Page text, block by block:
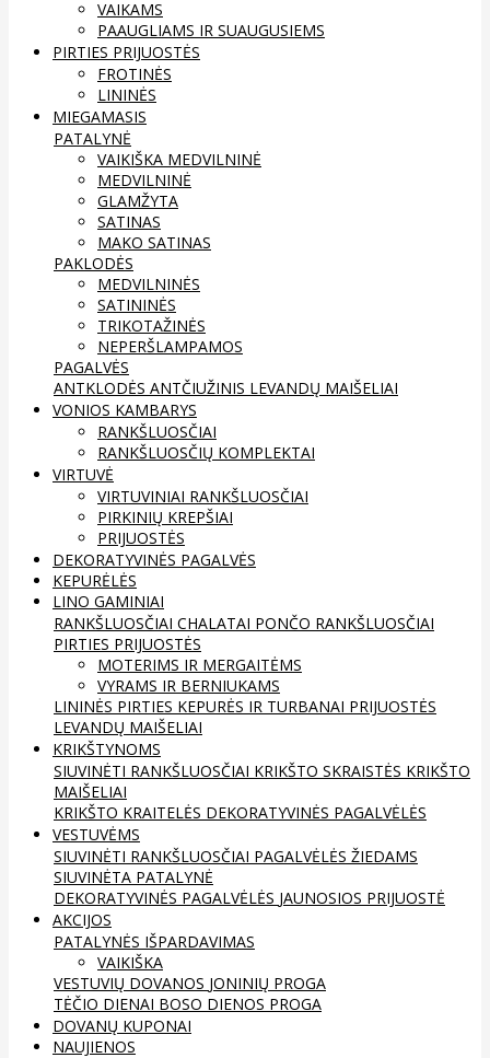
VAIKAMS
PAAUGLIAMS IR SUAUGUSIEMS
PIRTIES PRIJUOSTĖS
FROTINĖS
LININĖS
MIEGAMASIS
PATALYNĖ
VAIKIŠKA MEDVILNINĖ
MEDVILNINĖ
GLAMŽYTA
SATINAS
MAKO SATINAS
PAKLODĖS
MEDVILNINĖS
SATININĖS
TRIKOTAŽINĖS
NEPERŠLAMPAMOS
PAGALVĖS
ANTKLODĖS ANTČIUŽINIS LEVANDŲ MAIŠELIAI
VONIOS KAMBARYS
RANKŠLUOSČIAI
RANKŠLUOSČIŲ KOMPLEKTAI
VIRTUVĖ
VIRTUVINIAI RANKŠLUOSČIAI
PIRKINIŲ KREPŠIAI
PRIJUOSTĖS
DEKORATYVINĖS PAGALVĖS
KEPURĖLĖS
LINO GAMINIAI
RANKŠLUOSČIAI CHALATAI PONČO RANKŠLUOSČIAI
PIRTIES PRIJUOSTĖS
MOTERIMS IR MERGAITĖMS
VYRAMS IR BERNIUKAMS
LININĖS PIRTIES KEPURĖS IR TURBANAI PRIJUOSTĖS
LEVANDŲ MAIŠELIAI
KRIKŠTYNOMS
SIUVINĖTI RANKŠLUOSČIAI KRIKŠTO SKRAISTĖS KRIKŠTO
MAIŠELIAI
KRIKŠTO KRAITELĖS DEKORATYVINĖS PAGALVĖLĖS
VESTUVĖMS
SIUVINĖTI RANKŠLUOSČIAI PAGALVĖLĖS ŽIEDAMS
SIUVINĖTA PATALYNĖ
DEKORATYVINĖS PAGALVĖLĖS JAUNOSIOS PRIJUOSTĖ
AKCIJOS
PATALYNĖS IŠPARDAVIMAS
VAIKIŠKA
VESTUVIŲ DOVANOS JONINIŲ PROGA
TĖČIO DIENAI BOSO DIENOS PROGA
DOVANŲ KUPONAI
NAUJIENOS